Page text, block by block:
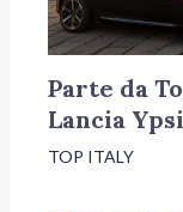
Parte da
Lancia
TOP ITALY